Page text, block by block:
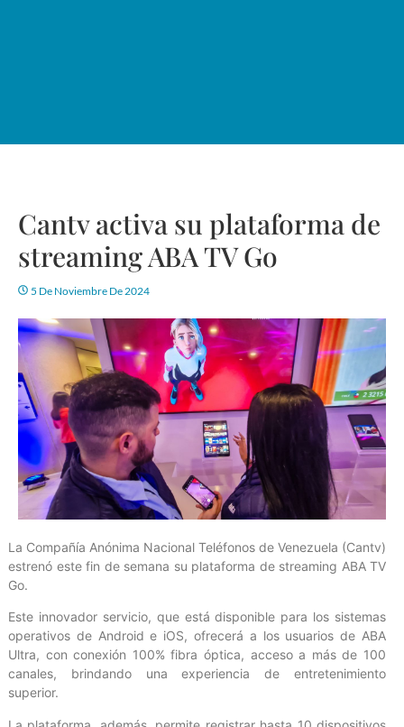
Cantv activa su plataforma de
streaming ABA TV Go
5 De Noviembre De 2024
La Compañía Anónima Nacional Teléfonos de Venezuela (Cantv)
estrenó este fin de semana su plataforma de streaming ABA TV
Go.
Este innovador servicio, que está disponible para los sistemas
operativos de Android e iOS, ofrecerá a los usuarios de ABA
Ultra, con conexión 100% fibra óptica, acceso a más de 100
canales, brindando una experiencia de entretenimiento
superior.